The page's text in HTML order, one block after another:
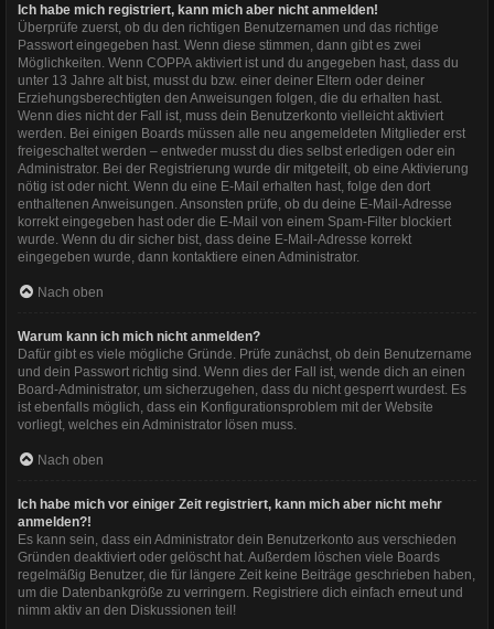
Ich habe mich registriert, kann mich aber nicht anmelden!
Überprüfe zuerst, ob du den richtigen Benutzernamen und das richtige
Passwort eingegeben hast. Wenn diese stimmen, dann gibt es zwei
Möglichkeiten. Wenn COPPA aktiviert ist und du angegeben hast, dass du
unter 13 Jahre alt bist, musst du bzw. einer deiner Eltern oder deiner
Erziehungsberechtigten den Anweisungen folgen, die du erhalten hast.
Wenn dies nicht der Fall ist, muss dein Benutzerkonto vielleicht aktiviert
werden. Bei einigen Boards müssen alle neu angemeldeten Mitglieder erst
freigeschaltet werden – entweder musst du dies selbst erledigen oder ein
Administrator. Bei der Registrierung wurde dir mitgeteilt, ob eine Aktivierung
nötig ist oder nicht. Wenn du eine E-Mail erhalten hast, folge den dort
enthaltenen Anweisungen. Ansonsten prüfe, ob du deine E-Mail-Adresse
korrekt eingegeben hast oder die E-Mail von einem Spam-Filter blockiert
wurde. Wenn du dir sicher bist, dass deine E-Mail-Adresse korrekt
eingegeben wurde, dann kontaktiere einen Administrator.
Nach oben
Warum kann ich mich nicht anmelden?
Dafür gibt es viele mögliche Gründe. Prüfe zunächst, ob dein Benutzername
und dein Passwort richtig sind. Wenn dies der Fall ist, wende dich an einen
Board-Administrator, um sicherzugehen, dass du nicht gesperrt wurdest. Es
ist ebenfalls möglich, dass ein Konfigurationsproblem mit der Website
vorliegt, welches ein Administrator lösen muss.
Nach oben
Ich habe mich vor einiger Zeit registriert, kann mich aber nicht mehr
anmelden?!
Es kann sein, dass ein Administrator dein Benutzerkonto aus verschieden
Gründen deaktiviert oder gelöscht hat. Außerdem löschen viele Boards
regelmäßig Benutzer, die für längere Zeit keine Beiträge geschrieben haben,
um die Datenbankgröße zu verringern. Registriere dich einfach erneut und
nimm aktiv an den Diskussionen teil!